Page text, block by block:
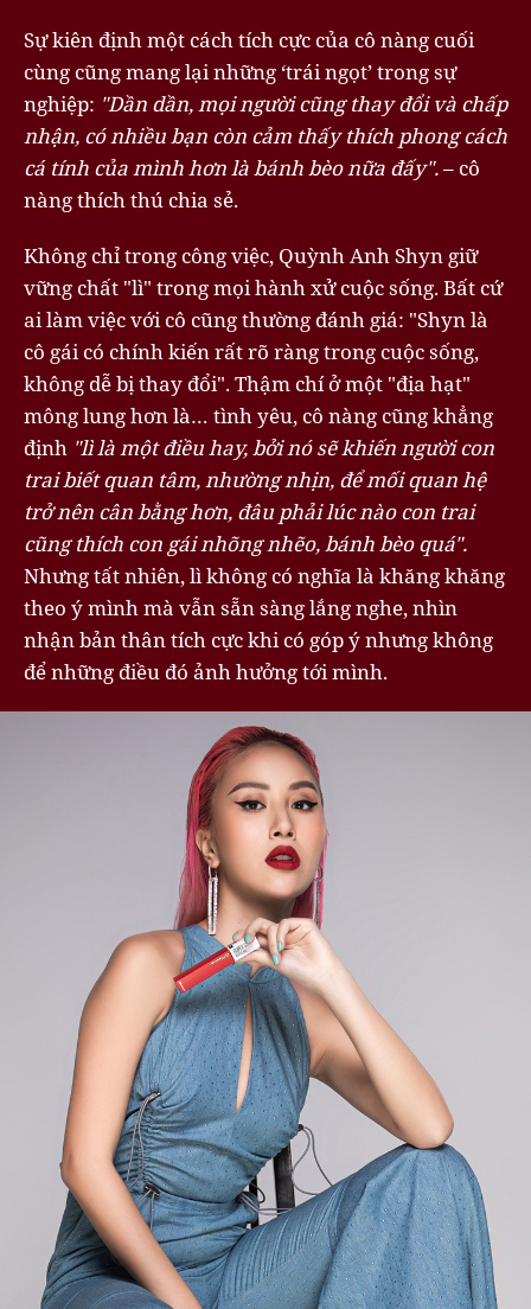
Sự kiên định một cách tích cực của cô nàng cuối
cùng cũng mang lại những ‘trái ngọt’ trong sự
nghiệp: "Dần dần, mọi người cũng thay đổi và chấp
nhận, có nhiều bạn còn cảm thấy thích phong cách
cá tính của mình hơn là bánh bèo nữa đấy".– cô
nàng thích thú chia sẻ.
Không chỉ trong công việc, Quỳnh Anh Shyn giữ
vững chất "lì" trong mọi hành xử cuộc sống. Bất cứ
ai làm việc với cô cũng thường đánh giá: "Shyn là
cô gái có chính kiến rất rõ ràng trong cuộc sống,
không dễ bị thay đổi". Thậm chí ở một "địa hạt"
mông lung hơn là… tình yêu, cô nàng cũng khẳng
định "lì là một điều hay, bởi nó sẽ khiến người con
trai biết quan tâm, nhường nhịn, để mối quan hệ
trở nên cân bằng hơn, đâu phải lúc nào con trai
cũng thích con gái nhõng nhẽo, bánh bèo quá".
Nhưng tất nhiên, lì không có nghĩa là khăng khăng
theo ý mình mà vẫn sẵn sàng lắng nghe, nhìn
nhận bản thân tích cực khi có góp ý nhưng không
để những điều đó ảnh hưởng tới mình.